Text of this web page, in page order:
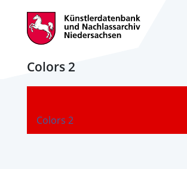
Colors 2
Colors 2